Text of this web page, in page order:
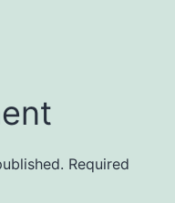
Required